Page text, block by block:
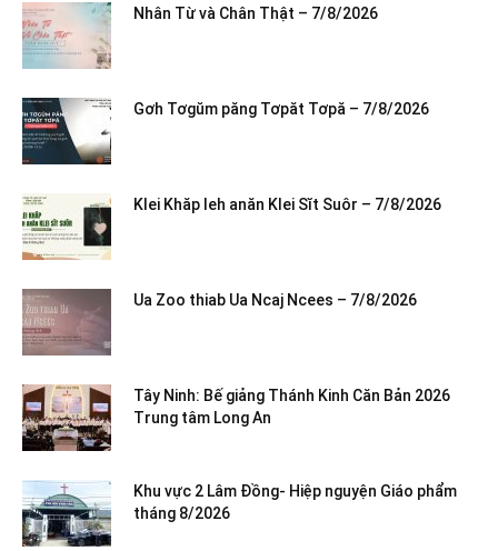
Nhân Từ và Chân Thật – 7/8/2026
Gơh Tơgŭm păng Tơpăt Tơpă – 7/8/2026
Klei Khăp leh anăn Klei Sĭt Suôr – 7/8/2026
Ua Zoo thiab Ua Ncaj Ncees – 7/8/2026
Tây Ninh: Bế giảng Thánh Kinh Căn Bản 2026
Trung tâm Long An
Khu vực 2 Lâm Đồng- Hiệp nguyện Giáo phẩm
tháng 8/2026